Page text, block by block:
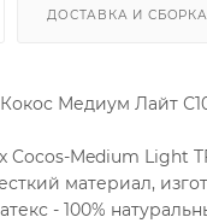
ДОСТАВКА И СБОРКА
Медиум Лайт
Cocos-Medium Light
материал,
- 100%